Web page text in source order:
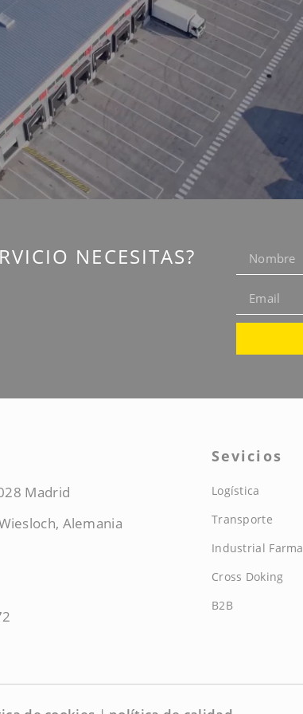
NECESITAS?
Madrid
Alemania
Sevicios
Logística
Transporte
Industrial Farma
Cross Doking
B2B